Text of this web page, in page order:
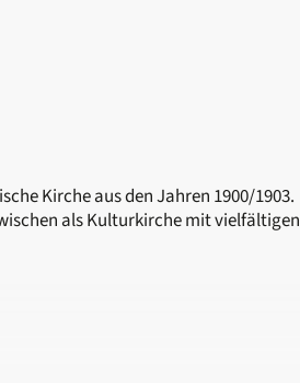
Kirche aus den Jahren 1900/1903.
als Kulturkirche mit vielfältigen